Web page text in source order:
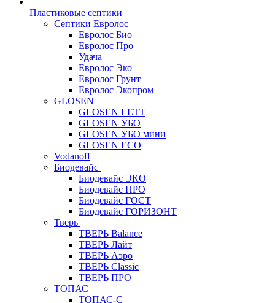
Пластиковые септики
Септики Евролос
Евролос Био
Евролос Про
Удача
Евролос Эко
Евролос Грунт
Евролос Экопром
GLOSEN
GLOSEN LETT
GLOSEN УБО
GLOSEN УБО мини
GLOSEN ECO
Vodanoff
Биодевайс
Биодевайс ЭКО
Биодевайс ПРО
Биодевайс ГОСТ
Биодевайс ГОРИЗОНТ
Тверь
ТВЕРЬ Balance
ТВЕРЬ Лайт
ТВЕРЬ Аэро
ТВЕРЬ Classic
ТВЕРЬ ПРО
ТОПАС
ТОПАС-С